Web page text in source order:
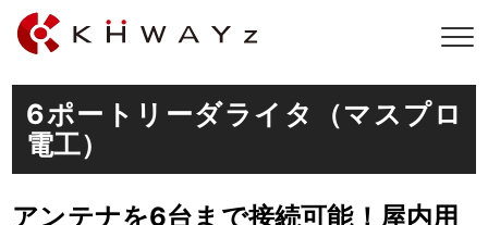
6ポートリーダライタ（マスプロ
電工）
アンテナを6台まで接続可能！屋内用